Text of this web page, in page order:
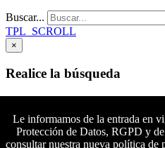
Buscar...
TPL_SCROLL
×
Realice la búsqueda
Síguenos en Facebook
Le informamos de la entrada en
Protección de Datos, RGPD y
consultar nuestra nueva política de